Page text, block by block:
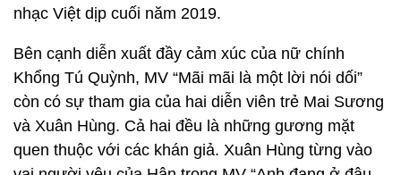
nhạc Việt dịp cuối năm 2019.
Bên cạnh diễn xuất đầy cảm xúc của nữ chính
Khổng Tú Quỳnh, MV “Mãi mãi là một lời nói dối”
còn có sự tham gia của hai diễn viên trẻ Mai Sương
và Xuân Hùng. Cả hai đều là những gương mặt
quen thuộc với các khán giả. Xuân Hùng từng vào